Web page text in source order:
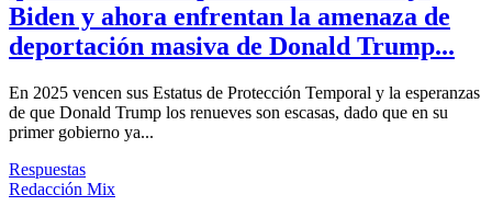
Biden y ahora enfrentan la amenaza de
deportación masiva de Donald Trump...
En 2025 vencen sus Estatus de Protección Temporal y la esperanzas
de que Donald Trump los renueves son escasas, dado que en su
primer gobierno ya...
Respuestas
Redacción Mix